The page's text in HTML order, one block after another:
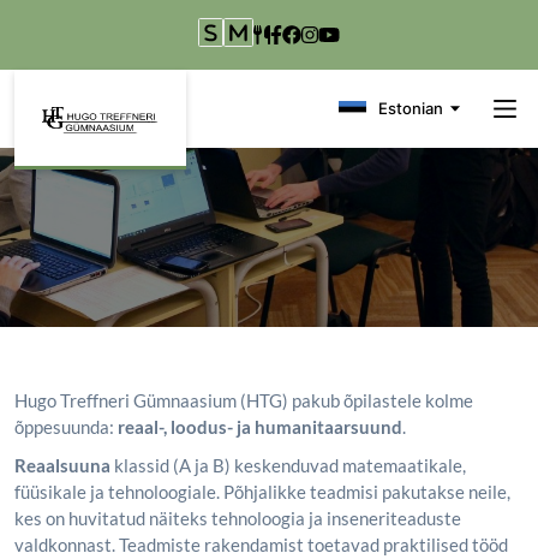
Estonian
Hugo Treffneri Gümnaasium (HTG) pakub õpilastele kolme
õppesuunda: reaal-, loodus- ja humanitaarsuund.
Reaalsuuna klassid (A ja B) keskenduvad matemaatikale,
füüsikale ja tehnoloogiale. Põhjalikke teadmisi pakutakse neile,
kes on huvitatud näiteks tehnoloogia ja inseneriteaduste
valdkonnast. Teadmiste rakendamist toetavad praktilised tööd